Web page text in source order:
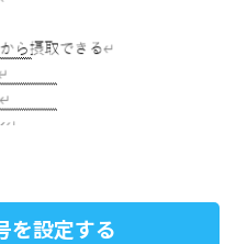
を設定する